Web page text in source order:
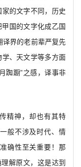
的文字不同，历史
国的文字化成乙国
译界的老前辈严复先
、天文学等多方面
踟蹰”之感，译事非
精神，却也有其特
般不涉及时代、情
确性至关重要！那
解原文，这是达到